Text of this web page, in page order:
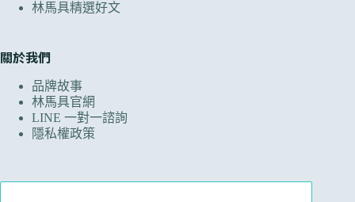
林馬具精選好文
關於我們
品牌故事
林馬具官網
LINE 一對一諮詢
隱私權政策